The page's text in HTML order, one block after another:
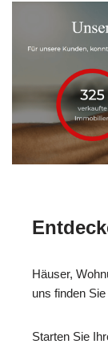
Häuser,
uns finden
Starten Sie